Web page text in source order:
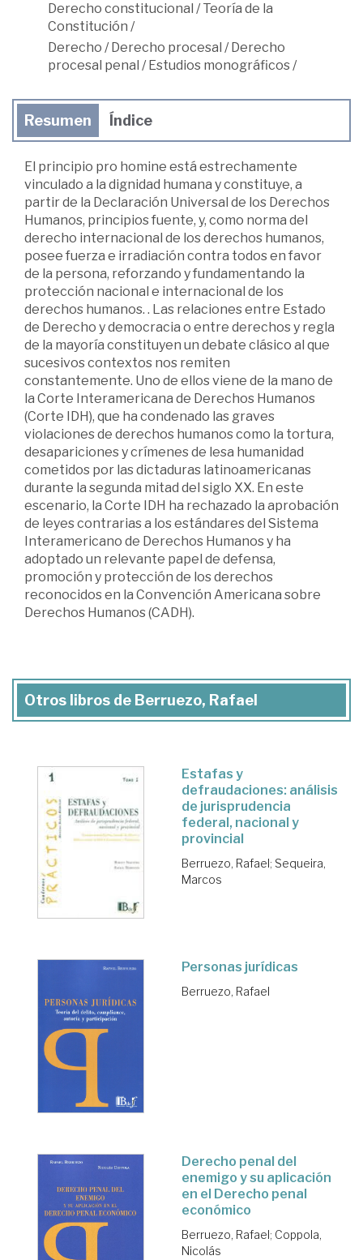
Derecho constitucional /Teoría de la
Constitución /
Derecho / Derecho procesal / Derecho
procesal penal / Estudios monográficos/
Resumen Índice
El principio pro homine está estrechamente
vinculado a la dignidad humana y constituye, a
partir de la Declaración Universal de los Derechos
Humanos, principios fuente, y, como norma del
derecho internacional de los derechos humanos,
posee fuerza e irradiación contra todos en favor
de la persona, reforzando y fundamentando la
protección nacional e internacional de los
derechos humanos. . Las relaciones entre Estado
de Derecho y democracia o entre derechos y regla
de la mayoría constituyen un debate clásico al que
sucesivos contextos nos remiten
constantemente. Uno de ellos viene de la mano de
la Corte Interamericana de Derechos Humanos
(Corte IDH), que ha condenado las graves
violaciones de derechos humanos como la tortura,
desapariciones y crímenes de lesa humanidad
cometidos por las dictaduras latinoamericanas
durante la segunda mitad del siglo XX. En este
escenario, la Corte IDH ha rechazado la aprobación
de leyes contrarias a los estándares del Sistema
Interamericano de Derechos Humanos y ha
adoptado un relevante papel de defensa,
promoción y protección de los derechos
reconocidos en la Convención Americana sobre
Derechos Humanos (CADH).
Otros libros de Berruezo, Rafael
Estafas y
defraudaciones: análisis
de jurisprudencia
federal, nacional y
provincial
Berruezo, Rafael; Sequeira,
Marcos
Personas jurídicas
Berruezo, Rafael
Derecho penal del
enemigo y su aplicación
en el Derecho penal
económico
Berruezo, Rafael; Coppola,
Nicolás